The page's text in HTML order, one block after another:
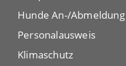
Hunde An-/Abmeldung
Personalausweis
Klimaschutz